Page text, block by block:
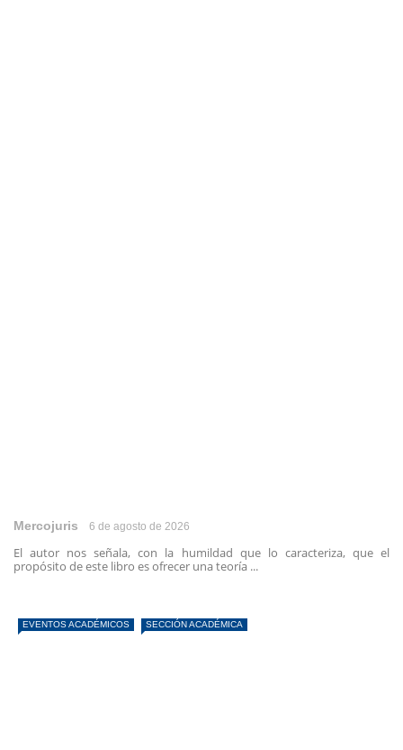
Mercojuris 6 de agosto de 2026
El autor nos señala, con la humildad que lo caracteriza, que el
propósito de este libro es ofrecer una teoría ...
EVENTOS ACADÉMICOS SECCIÓN ACADÉMICA